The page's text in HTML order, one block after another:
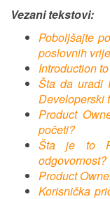
Vezani tekstovi:
Poboljšajte
poslovnih
Introduction
Šta da uradi
Developerski
Product
početi?
Šta je to
odgovornost?
Product
Korisnička